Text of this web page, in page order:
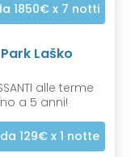
1850€ x 7 notti
Laško
alle terme
a 5 anni!
da 129€ x 1 notte